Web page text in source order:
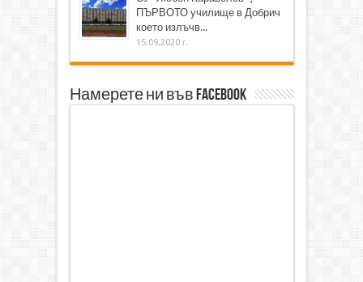
ПЪРВОТО училище в Добрич
което излъчв...
15.09.2020 г.
Намерете ни във Facebook